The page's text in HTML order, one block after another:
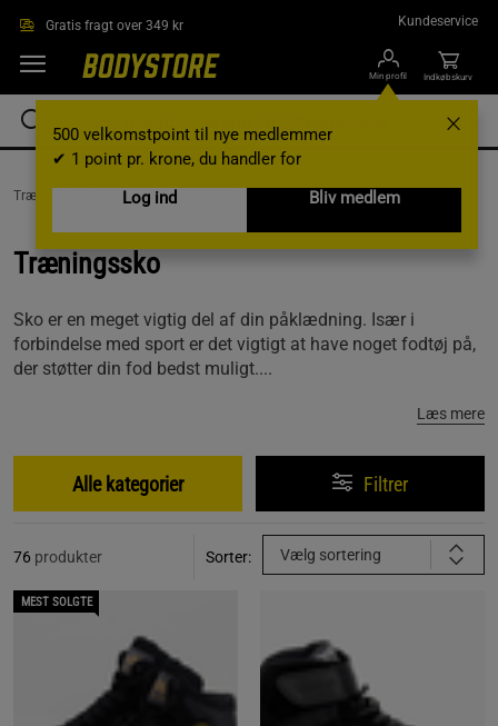
Gratis fragt over 349 kr Kundeservice
Min profil
500 velkomstpoint til nye medlemmer
✔ 1 point pr. krone, du handler for
Log ind
Bliv medlem
Indkøbskurv
Træningstøj / Træningstøj til kvinder / Træningssko
Træningssko
Sko er en meget vigtig del af din påklædning. Især i
forbindelse med sport er det vigtigt at have noget fodtøj på,
der støtter din fod bedst muligt....
Læs mere
Alle kategorier Filtrer
76 produkter Sorter: Vælg sortering
MEST SOLGTE